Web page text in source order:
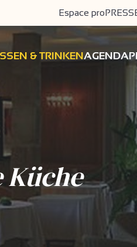
Espace pro
& TRINKENAGENDA
Küche